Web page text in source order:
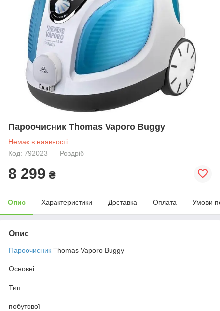
Пароочисник Thomas Vaporo Buggy
Немає в наявності
Код: 792023
Роздріб
8 299 ₴
Опис Характеристики Доставка Оплата Умови
Опис
Пароочисник Thomas Vaporo Buggy
Основні
Тип
побутової